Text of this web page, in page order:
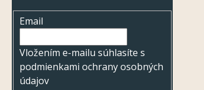
Email
Vložením e-mailu súhlasíte s
podmienkami ochrany osobných
údajov